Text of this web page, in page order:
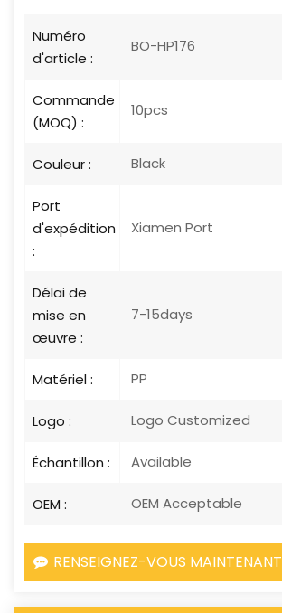
Numéro
d'article :
BO-HP176
Commande
(MOQ) :
10pcs
Couleur : Black
Port
d'expédition
:
Xiamen Port
Délai de
mise en
œuvre :
7-15days
Matériel : PP
Logo : Logo Customized
Échantillon : Available
OEM : OEM Acceptable
RENSEIGNEZ-VOUS MAINTENANT